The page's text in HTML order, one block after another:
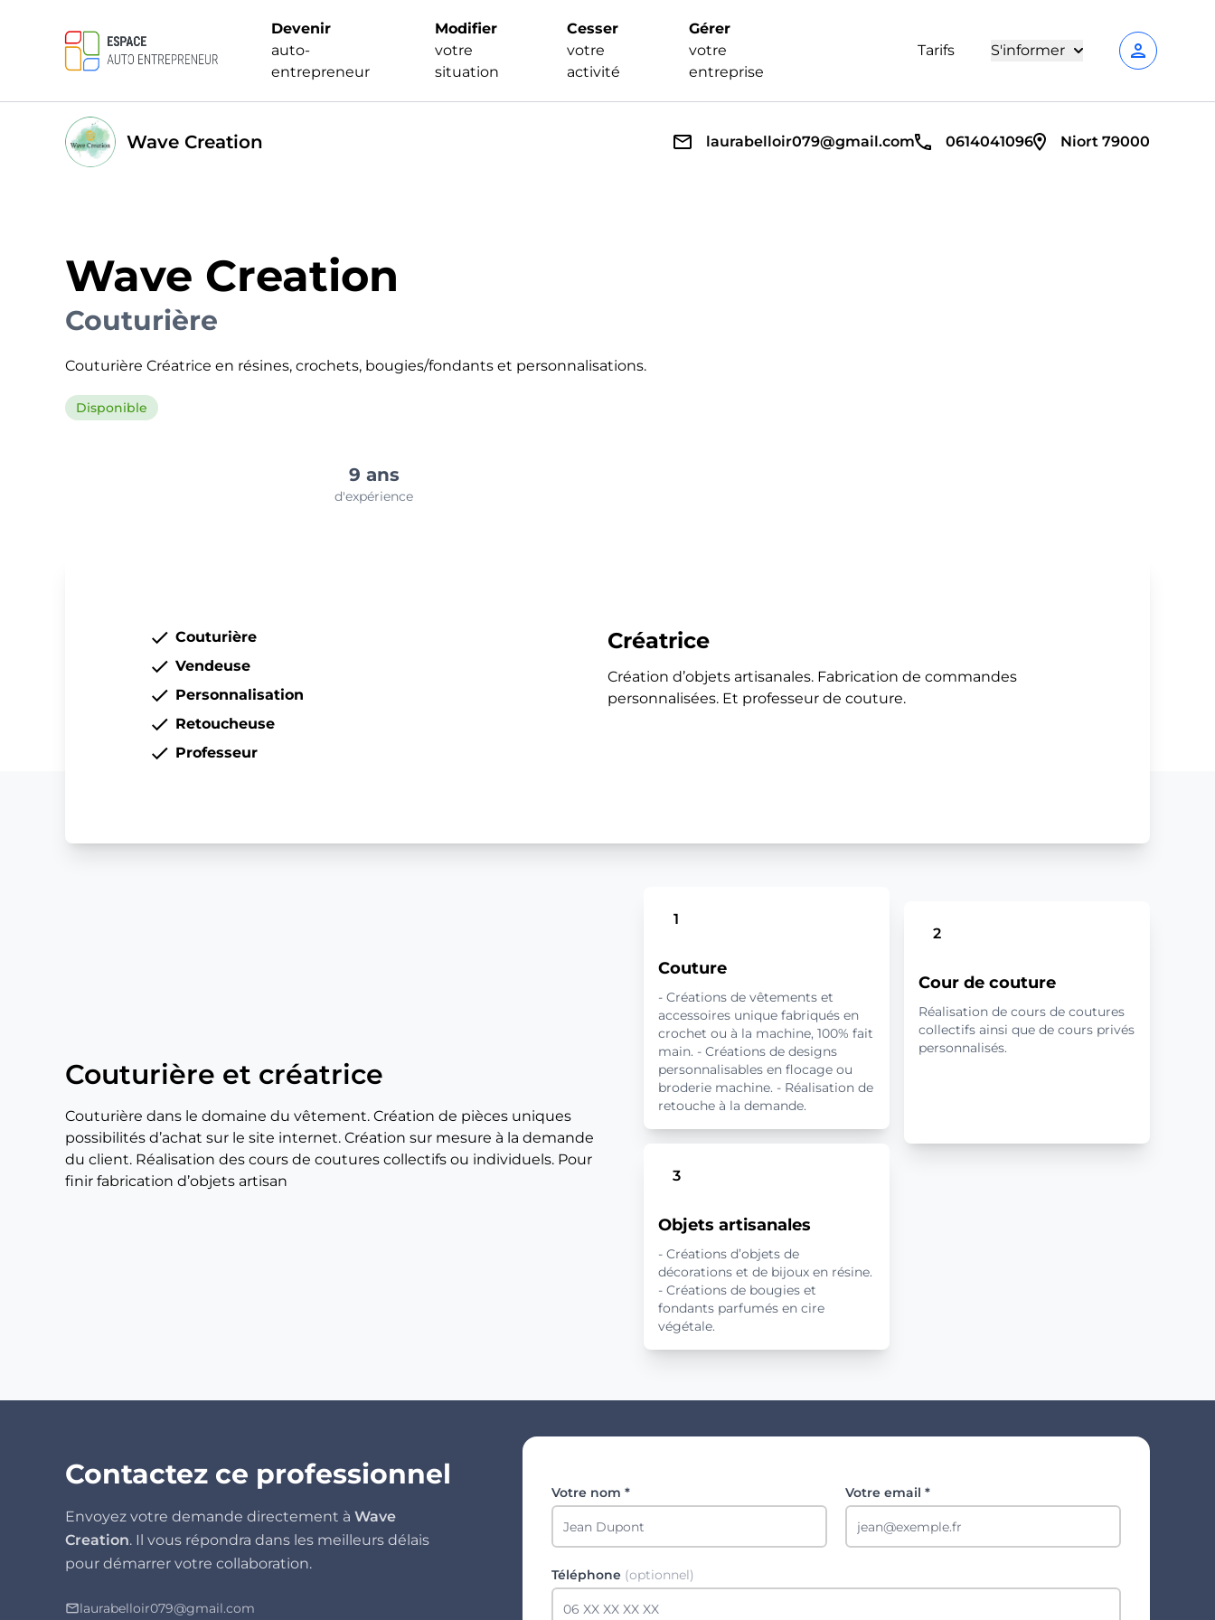
Devenir
auto-
entrepreneur
Modifier
votre
situation
Cesser
votre
activité
Gérer
votre
entreprise
Tarifs S'informer person
Wave Creation laurabelloir079@gmail.com 0614041096 Niort 79000
Wave Creation
Couturière
Couturière Créatrice en résines, crochets, bougies/fondants et personnalisations.
Disponible
9 ans
d'expérience
Couturière
Vendeuse
Personnalisation
Retoucheuse
Professeur
Créatrice
Création d’objets artisanales. Fabrication de commandes
personnalisées. Et professeur de couture.
Couturière et créatrice
Couturière dans le domaine du vêtement. Création de pièces uniques
possibilités d’achat sur le site internet. Création sur mesure à la demande
du client. Réalisation des cours de coutures collectifs ou individuels. Pour
finir fabrication d’objets artisan
1
Couture
- Créations de vêtements et
accessoires unique fabriqués en
crochet ou à la machine, 100% fait
main. - Créations de designs
personnalisables en flocage ou
broderie machine. - Réalisation de
retouche à la demande.
2
Cour de couture
Réalisation de cours de coutures
collectifs ainsi que de cours privés
personnalisés.
3
Objets artisanales
- Créations d’objets de
décorations et de bijoux en résine.
- Créations de bougies et
fondants parfumés en cire
végétale.
Contactez ce professionnel
Envoyez votre demande directement à Wave
Creation. Il vous répondra dans les meilleurs délais
pour démarrer votre collaboration.
mail_outlinelaurabelloir079@gmail.com
Votre nom * Votre email *
Téléphone (optionnel)